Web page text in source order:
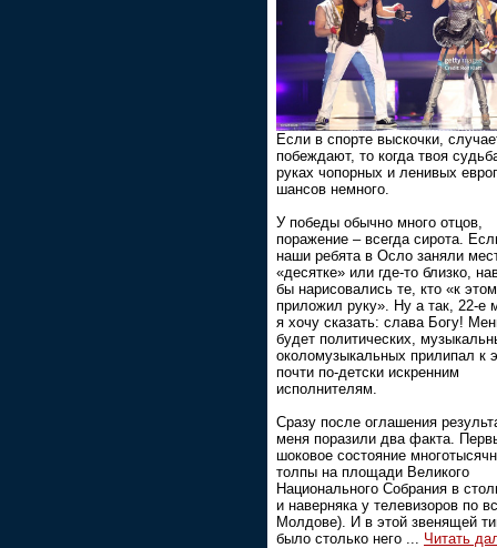
Если в спорте выскочки,
побеждают, то когда твоя
руках чопорных и ленивых
шансов немного.
У победы обычно много отцов,
поражение – всегда сирота.
наши ребята в Осло заняли
«десятке» или где-то близко,
бы нарисовались те, кто «к
приложил руку». Ну а так, 22-е
я хочу сказать: слава Богу!
будет политических,
околомузыкальных прилипал к
почти по-детски искренним
исполнителям.
Сразу после оглашения
меня поразили два факта.
шоковое состояние
толпы на площади Великого
Национального Собрания в
и наверняка у телевизоров по
Молдове). И в этой звенящей
было столько него
Читать